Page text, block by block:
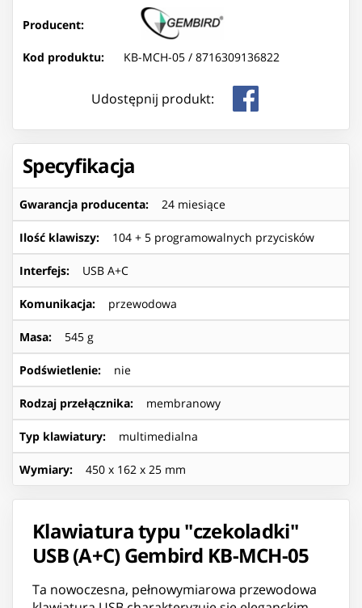
Producent:
Kod produktu: KB-MCH-05 / 8716309136822
Udostępnij produkt:
Specyfikacja
Gwarancja producenta: 24 miesiące
Ilość klawiszy: 104 + 5 programowalnych przycisków
Interfejs: USB A+C
Komunikacja: przewodowa
Masa: 545 g
Podświetlenie: nie
Rodzaj przełącznika: membranowy
Typ klawiatury: multimedialna
Wymiary: 450 x 162 x 25 mm
Klawiatura typu "czekoladki"
USB (A+C) Gembird KB-MCH-05
Ta nowoczesna, pełnowymiarowa przewodowa